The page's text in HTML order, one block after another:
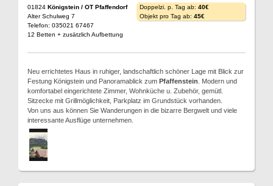
01824 Königstein / OT Pfaffendorf
Alter Schulweg 7
Telefon: 035021 67467
12 Betten + zusätzlich Aufbettung
Doppelzi. p. Tag ab: 40€
Objekt pro Tag ab: 45€
Neu errichtetes Haus in ruhiger, landschaftlich schöner Lage mit Blick zur
Festung Königstein und Panoramablick zum Pfaffenstein . Modern und
komfortabel eingerichtete Zimmer, Wohnküche u. Zubehör, gemütl.
Sitzecke mit Grillmöglichkeit, Parkplatz im Grundstück vorhanden.
Von uns aus können Sie Wanderungen in die bizarre Bergwelt und viele
interessante Ausflüge unternehmen.